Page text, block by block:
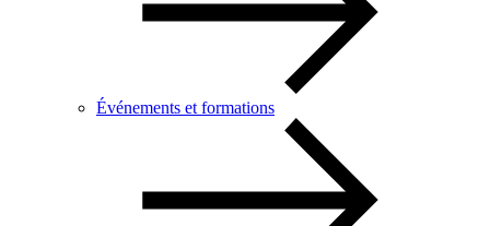
Événements et formations